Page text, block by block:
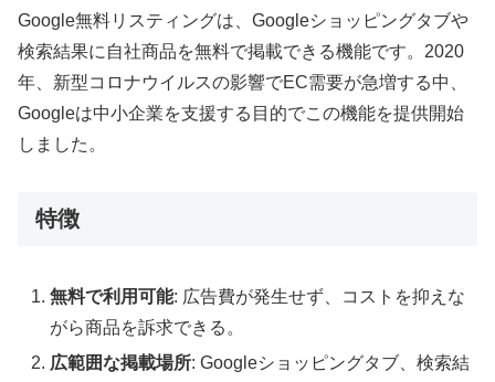
Google無料リスティングは、Googleショッピングタブや
検索結果に自社商品を無料で掲載できる機能です。2020
年、新型コロナウイルスの影響でEC需要が急増する中、
Googleは中小企業を支援する目的でこの機能を提供開始
しました。
特徴
無料で利用可能: 広告費が発生せず、コストを抑えな
がら商品を訴求できる。
広範囲な掲載場所: Googleショッピングタブ、検索結